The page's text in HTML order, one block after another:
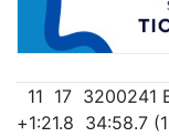
11 17 3200241
+1:21.8 34:58.7